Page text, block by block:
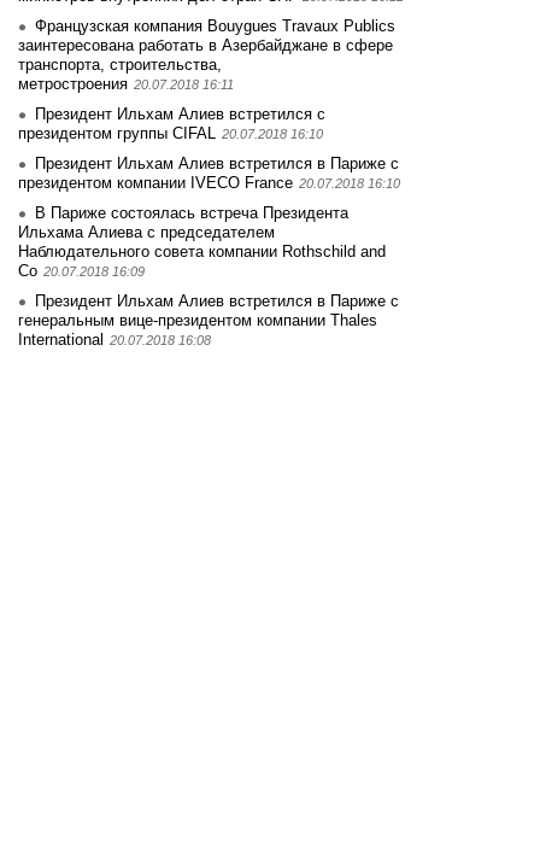
Французская компания Bouygues Travaux Publics
заинтересована работать в Азербайджане в сфере
транспорта, строительства,
метростроения 20.07.2018 16:11
Президент Ильхам Алиев встретился с
президентом группы CIFAL 20.07.2018 16:10
Президент Ильхам Алиев встретился в Париже с
президентом компании IVECO France 20.07.2018 16:10
В Париже состоялась встреча Президента
Ильхама Алиева с председателем
Наблюдательного совета компании Rothschild and
Co 20.07.2018 16:09
Президент Ильхам Алиев встретился в Париже с
генеральным вице-президентом компании Thales
International 20.07.2018 16:08